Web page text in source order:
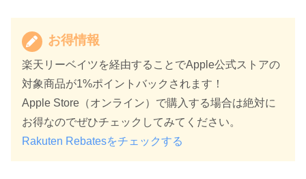
お得情報
楽天リーベイツを経由することでApple公式ストアの
対象商品が1%ポイントバックされます！
Apple Store（オンライン）で購入する場合は絶対に
お得なのでぜひチェックしてみてください。
Rakuten Rebatesをチェックする